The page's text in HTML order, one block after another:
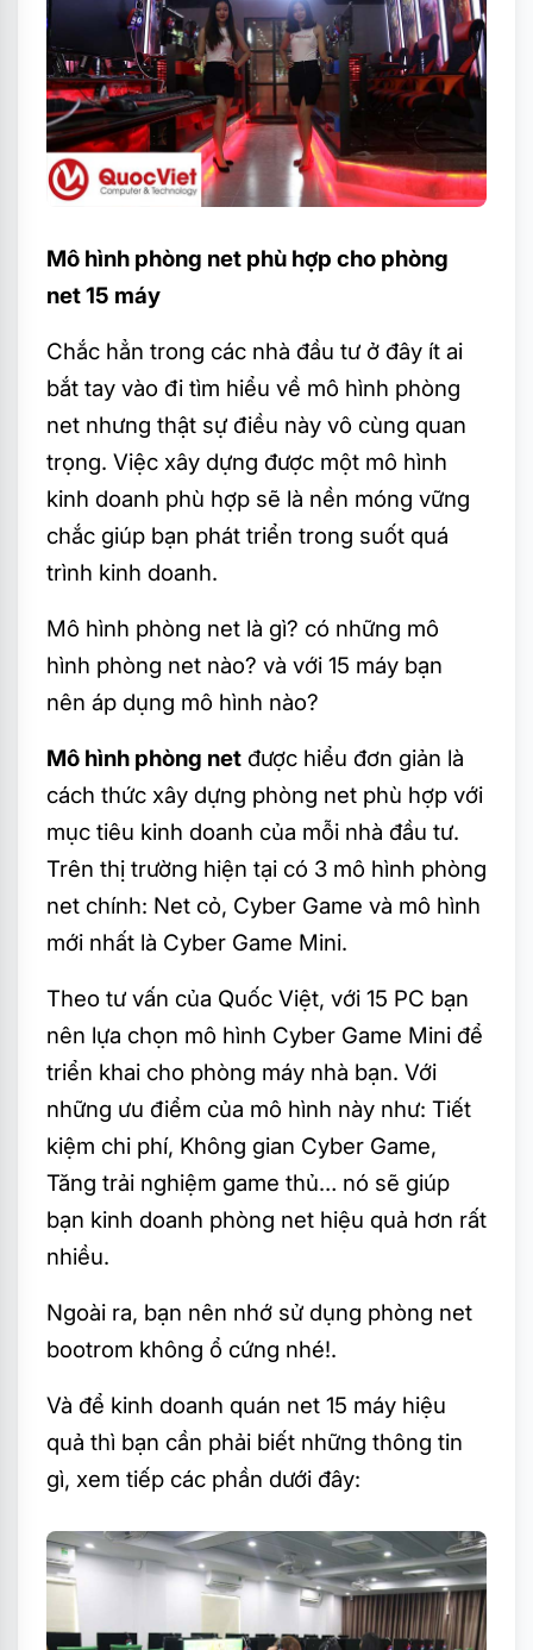
Mô hình phòng net phù hợp cho phòng
net 15 máy
Chắc hẳn trong các nhà đầu tư ở đây ít ai
bắt tay vào đi tìm hiểu về mô hình phòng
net nhưng thật sự điều này vô cùng quan
trọng. Việc xây dựng được một mô hình
kinh doanh phù hợp sẽ là nền móng vững
chắc giúp bạn phát triển trong suốt quá
trình kinh doanh.
Mô hình phòng net là gì? có những mô
hình phòng net nào? và với 15 máy bạn
nên áp dụng mô hình nào?
Mô hình phòng net được hiểu đơn giản là
cách thức xây dựng phòng net phù hợp với
mục tiêu kinh doanh của mỗi nhà đầu tư.
Trên thị trường hiện tại có 3 mô hình phòng
net chính: Net cỏ, Cyber Game và mô hình
mới nhất là Cyber Game Mini.
Theo tư vấn của Quốc Việt, với 15 PC bạn
nên lựa chọn mô hình Cyber Game Mini để
triển khai cho phòng máy nhà bạn. Với
những ưu điểm của mô hình này như: Tiết
kiệm chi phí, Không gian Cyber Game,
Tăng trải nghiệm game thủ… nó sẽ giúp
bạn kinh doanh phòng net hiệu quả hơn rất
nhiều.
Ngoài ra, bạn nên nhớ sử dụng phòng net
bootrom không ổ cứng nhé!.
Và để kinh doanh quán net 15 máy hiệu
quả thì bạn cần phải biết những thông tin
gì, xem tiếp các phần dưới đây: